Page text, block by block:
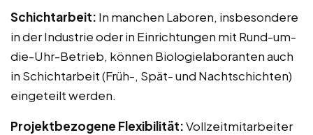
Schichtarbeit: In manchen Laboren, insbesondere
in der Industrie oder in Einrichtungen mit Rund-um-
die-Uhr-Betrieb, können Biologielaboranten auch
in Schichtarbeit (Früh-, Spät- und Nachtschichten)
eingeteilt werden.
Projektbezogene Flexibilität:Vollzeitmitarbeiter